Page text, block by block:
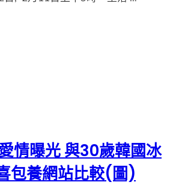
情曝光 與30歲韓國冰
包養網站比較(圖)